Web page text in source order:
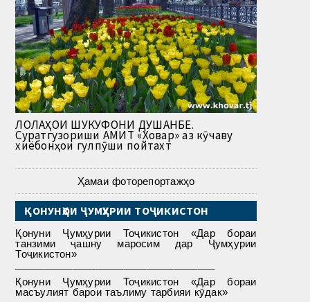
ЛОЛАҲОИ ШУКУФОНИ ДУШАНБЕ.
Суратгузориши АМИТ «Ховар» аз кӯчаву
хиёбонҳои гулпӯши пойтахт
Ҳамаи фоторепортажҳо
ҚОНУНҲОИ ҶУМҲУРИИ ТОҶИКИСТОН
Қонуни Ҷумҳурии Тоҷикистон «Дар бораи
танзими ҷашну маросим дар Ҷумҳурии
Тоҷикистон»
Қонуни Ҷумҳурии Тоҷикистон «Дар бораи
масъулият барои таълиму тарбияи кӯдак»